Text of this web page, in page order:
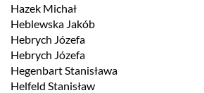
Hazek Michał
Heblewska Jakób
Hebrych Józefa
Hebrych Józefa
Hegenbart Stanisława
Helfeld Stanisław